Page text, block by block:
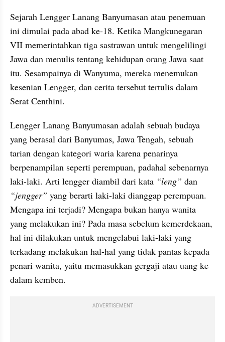
Sejarah Lengger Lanang Banyumasan atau penemuan
ini dimulai pada abad ke-18. Ketika Mangkunegaran
VII memerintahkan tiga sastrawan untuk mengelilingi
Jawa dan menulis tentang kehidupan orang Jawa saat
itu. Sesampainya di Wanyuma, mereka menemukan
kesenian Lengger, dan cerita tersebut tertulis dalam
Serat Centhini.
Lengger Lanang Banyumasan adalah sebuah budaya
yang berasal dari Banyumas, Jawa Tengah, sebuah
tarian dengan kategori waria karena penarinya
berpenampilan seperti perempuan, padahal sebenarnya
laki-laki. Arti lengger diambil dari kata “leng”
“jengger” yang berarti laki-laki dianggap perempuan.
Mengapa ini terjadi? Mengapa bukan hanya wanita
yang melakukan ini? Pada masa sebelum kemerdekaan,
hal ini dilakukan untuk mengelabui laki-laki yang
terkadang melakukan hal-hal yang tidak pantas kepada
penari wanita, yaitu memasukkan gergaji atau uang ke
dalam kemben.
ADVERTISEMENT